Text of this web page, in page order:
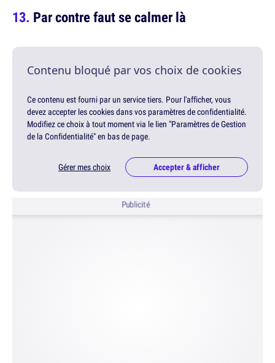
Par contre faut se calmer là
Contenu bloqué par vos choix de cookies
Ce contenu est fourni par un service tiers. Pour l'afficher, vous
devez accepter les cookies dans vos paramètres de confidentialité.
Modifiez ce choix à tout moment via le lien "Paramètres de Gestion
de la Confidentialité" en bas de page.
Gérer mes choix Accepter & afficher
Publicité